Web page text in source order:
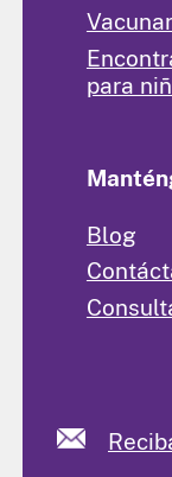
para
Blog